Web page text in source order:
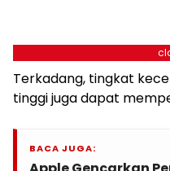
Terkadang, tingkat
tinggi juga dapat
BACA JUGA: